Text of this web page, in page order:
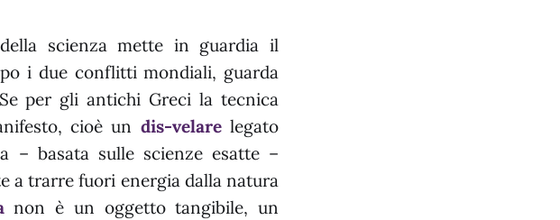
scienza mette in guardia il
i due conflitti mondiali, guarda
per gli antichi Greci la tecnica
cioè un dis-velarelegato
– basata sulle scienze esatte –
a trarre fuori energia dalla natura
non è un oggetto tangibile, un